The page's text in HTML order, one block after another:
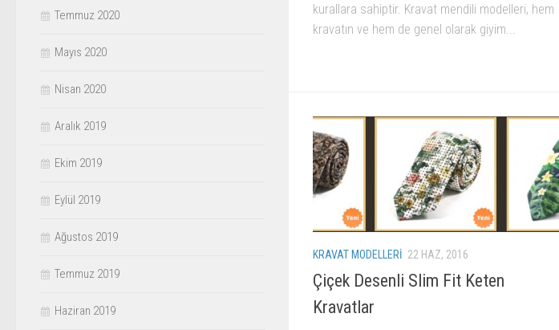
kurallara sahiptir. Kravat mendili modelleri, hem
kravatın ve hem de genel olarak giyim...
KRAVAT MODELLERI 22 HAZ, 2016
Çiçek Desenli Slim Fit Keten
Kravatlar
Temmuz 2020
Mayıs 2020
Nisan 2020
Aralık 2019
Ekim 2019
Eylül 2019
Ağustos 2019
Temmuz 2019
Haziran 2019